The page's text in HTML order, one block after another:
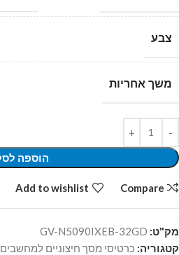
צבע
משך אחריות
הוספה
Compare
Add to wishlist
מק"ט: GV-N5090IXEB-32GD
קטגוריה: כרטיסי מסך חיצוניים למחשבים